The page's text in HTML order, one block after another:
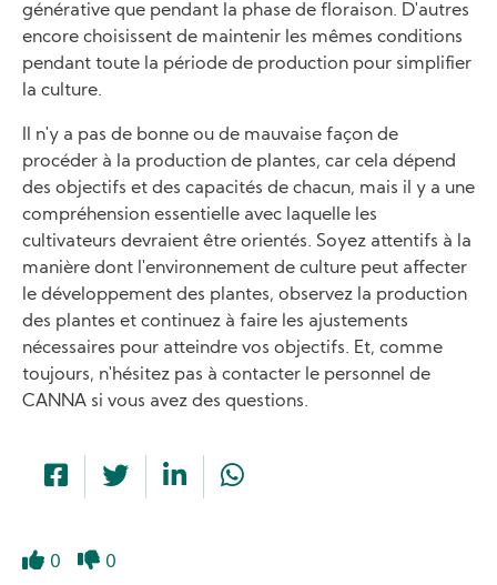
générative que pendant la phase de floraison. D'autres
encore choisissent de maintenir les mêmes conditions
pendant toute la période de production pour simplifier
la culture.
Il n'y a pas de bonne ou de mauvaise façon de
procéder à la production de plantes, car cela dépend
des objectifs et des capacités de chacun, mais il y a une
compréhension essentielle avec laquelle les
cultivateurs devraient être orientés. Soyez attentifs à la
manière dont l'environnement de culture peut affecter
le développement des plantes, observez la production
des plantes et continuez à faire les ajustements
nécessaires pour atteindre vos objectifs. Et, comme
toujours, n'hésitez pas à contacter le personnel de
CANNA si vous avez des questions.
0 0